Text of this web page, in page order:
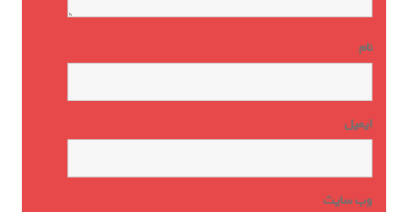
نام
ایمیل
وب‌ سایت